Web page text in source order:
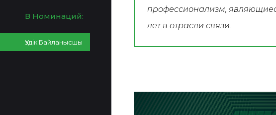
В Номинаций:
Үздік Байланысшы
профессионализм,
лет в отрасли связи.